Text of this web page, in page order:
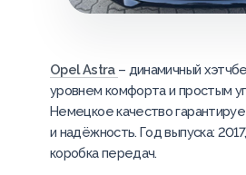
Opel Astra – динамичный
уровнем комфорта и простым
Немецкое качество
и надёжность. Год выпуска:
коробка передач.